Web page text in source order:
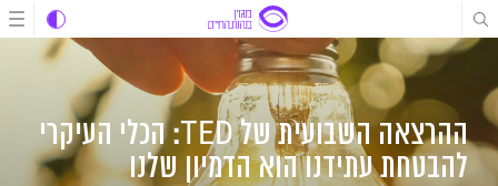
דלג
לתוכן
דלג
לתוכן
דלג
לניווט
ההרצאה השבועית של TED: הכלי העיקרי
להבטחת עתידנו הוא הדמיון שלנו